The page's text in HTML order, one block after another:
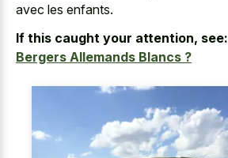
avec les enfants.
If this caught your attention, see:
Bergers Allemands Blancs ?